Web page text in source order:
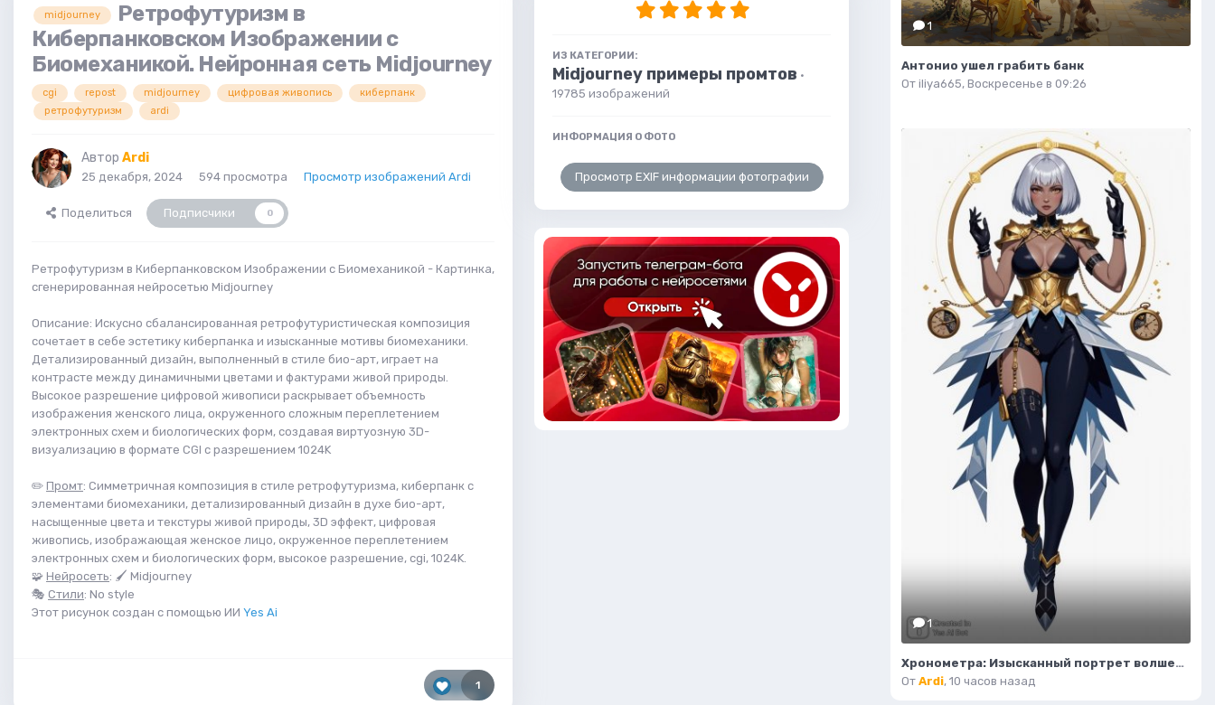
midjourney
Ретрофутуризм в
Киберпанковском Изображении с
Биомеханикой. Нейронная сеть Midjourney
cgi repost midjourney цифровая живопись
киберпанк
ретрофутуризм
ardi
Автор Ardi
25 декабря, 2024 594 просмотра Просмотр изображений Ardi
Поделиться Подписчики 0
Ретрофутуризм в Киберпанковском Изображении с Биомеханикой - Картинка,
сгенерированная нейросетью Midjourney
Описание: Искусно сбалансированная ретрофутуристическая композиция
сочетает в себе эстетику киберпанка и изысканные мотивы биомеханики.
Детализированный дизайн, выполненный в стиле био-арт, играет на
контрасте между динамичными цветами и фактурами живой природы.
Высокое разрешение цифровой живописи раскрывает объемность
изображения женского лица, окруженного сложным переплетением
электронных схем и биологических форм, создавая виртуозную 3D-
визуализацию в формате CGI с разрешением 1024K
✏️ Промт: Симметричная композиция в стиле ретрофутуризма, киберпанк с
элементами биомеханики, детализированный дизайн в духе био-арт,
насыщенные цвета и текстуры живой природы, 3D эффект, цифровая
живопись, изображающая женское лицо, окруженное переплетением
электронных схем и биологических форм, высокое разрешение, cgi, 1024K.
🧩 Нейросеть: 🖌 Midjourney
🎭 Стили: No style
Этот рисунок создан с помощью ИИ Yes Ai
1
ИЗ КАТЕГОРИИ:
Midjourney примеры промтов ·
19785 изображений
ИНФОРМАЦИЯ О ФОТО
Просмотр EXIF информации фотографии
1
Антонио ушел грабить банк
От iliya665, Воскресенье в 09:26
1
Хронометра: Изысканный портрет волшебницы времени и моды. Изображение из нейронной сети Flux Ai
От Ardi, 10 часов назад